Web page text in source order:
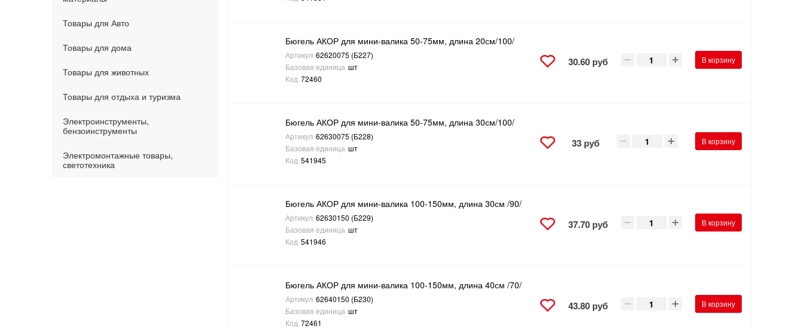
Товары для Авто
Товары для дома
Товары для животных
Товары для отдыха и туризма
Электроинструменты,
бензоинструменты
Электромонтажные товары,
светотехника
Бюгель АКОР для мини-валика 50-75мм, длина 20см/100/
Артикул 62620075 (Б227)
Базовая единица шт
Код 72460
30.60 руб В корзину
Бюгель АКОР для мини-валика 50-75мм, длина 30см/100/
Артикул 62630075 (Б228)
Базовая единица шт
Код 541945
33 руб В корзину
Бюгель АКОР для мини-валика 100-150мм, длина 30см /90/
Артикул 62630150 (Б229)
Базовая единица шт
Код 541946
37.70 руб В корзину
Бюгель АКОР для мини-валика 100-150мм, длина 40см /70/
Артикул 62640150 (Б230)
Базовая единица шт
Код 72461
43.80 руб В корзину